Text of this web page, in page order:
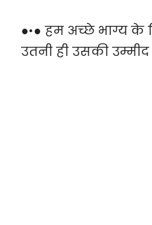
●•● हम अच्छे भाग्य
उतनी ही उसकी